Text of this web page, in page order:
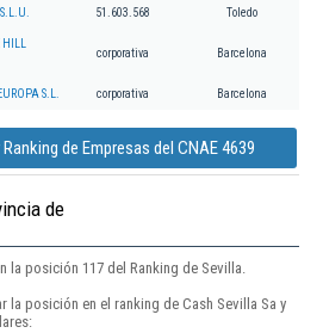
51.603.568 Toledo
corporativa Barcelona
S.L. corporativa Barcelona
Ranking de Empresas del CNAE 4639
de
la posición 117 del Ranking de Sevilla.
posición en el ranking de Cash Sevilla Sa y